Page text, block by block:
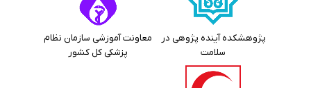
پژوهشکده آینده پژوهی در
سلامت
معاونت آموزشی سازمان نظام
پزشکی کل کشور